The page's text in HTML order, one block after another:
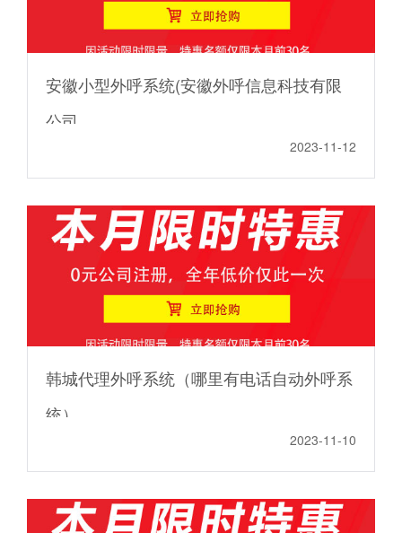
安徽小型外呼系统(安徽外呼信息科技有限
公司
2023-11-12
韩城代理外呼系统（哪里有电话自动外呼系
统）
2023-11-10